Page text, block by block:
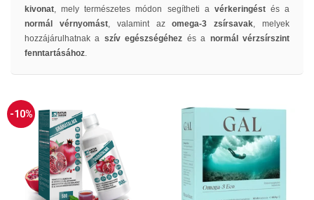
kivonat, mely természetes módon segítheti a vérkeringést és a
normál vérnyomást, valamint azomega-3 zsírsavak, melyek
hozzájárulhatnak a szív egészségéhez és a normál vérzsírszint
fenntartásához.
-10%